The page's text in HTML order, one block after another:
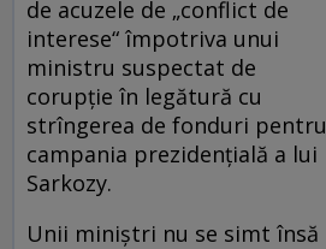
de acuzele de „conflict de
interese“ împotriva unui
ministru suspectat de
corupţie în legătură cu
strîngerea de fonduri pentru
campania prezidenţială a lui
Sarkozy.
Unii miniştri nu se simt însă